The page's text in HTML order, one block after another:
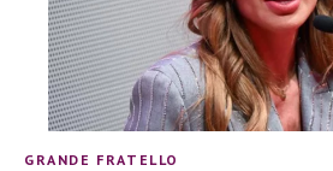
GRANDE FRATELLO